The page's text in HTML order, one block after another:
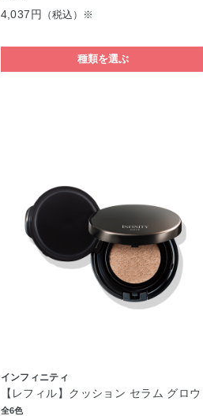
4,037円 （税込）※
種類を選ぶ
インフィニティ
【レフィル】クッション セラム グロウ
全6色